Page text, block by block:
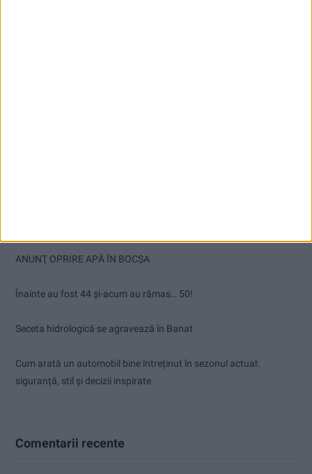
ANUNŢ OPRIRE APĂ ÎN BOCȘA
Înainte au fost 44 și-acum au rămas… 50!
Seceta hidrologică se agravează în Banat
Cum arată un automobil bine întreținut în sezonul actual:
siguranță, stil și decizii inspirate
Comentarii recente